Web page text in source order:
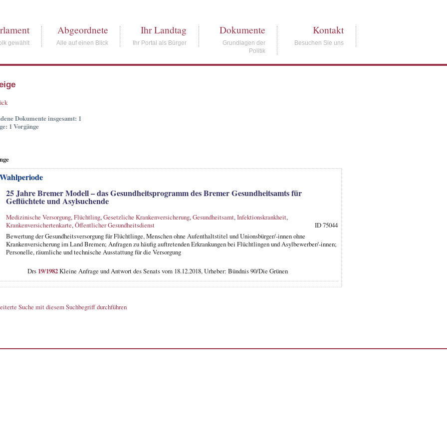
gewählt
Abgeordnete
Alle auf einen Blick
Ihr Landtag
Ihr Portal als Bürger
Dokumente
Grundlagen der
Politik
Kontakt
Besuchen Sie uns
Dokumente insgesamt: 1
1 Vorgänge
25 Jahre Bremer Modell – das Gesundheitsprogramm des Bremer Gesundheitsamts für
Geflüchtete und Asylsuchende
Medizinische Versorgung,Flüchtling,Gesetzliche Krankenversicherung,Gesundheitsamt,Infektionskrankheit,
Krankenversichertenkarte,Öffentlicher Gesundheitsdienst
ID 75044
Bewertung der Gesundheitsversorgung für Flüchtlinge, Menschen ohne Aufenthaltstitel und Unionsbürger/-innen ohne
Krankenversicherung im Land Bremen; Anfragen zu häufig auftretenden Erkrankungen bei Flüchtlingen und Asylbewerber/-innen;
Personelle, räumliche und technische Ausstattung für die Versorgung
Drs 19/1982Kleine Anfrage und Antwort des Senats vom 18.12.2018, Urheber: Bündnis 90/Die Grünen
Suche mit diesem Suchbegriff durchführen